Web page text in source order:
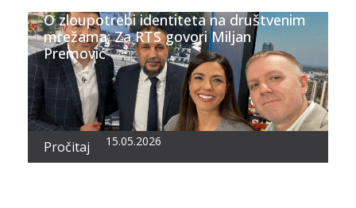
O zloupotrebi identiteta na društvenim
mrežama; Za RTS govori Miljan
Premović
Pročitaj 15.05.2026